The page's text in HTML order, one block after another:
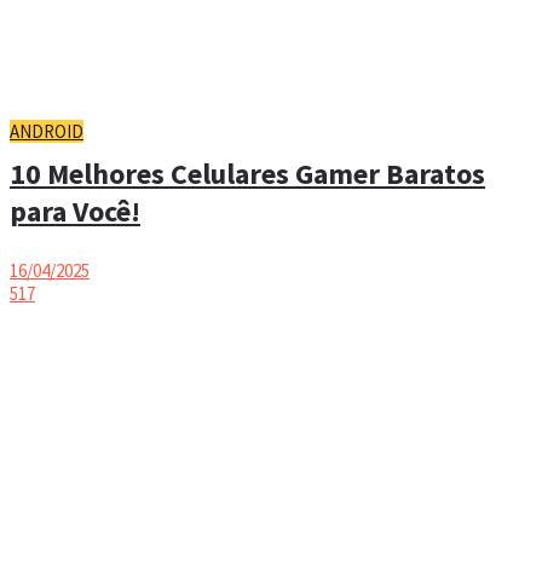
ANDROID
10 Melhores Celulares Gamer Baratos
para Você!
16/04/2025
517